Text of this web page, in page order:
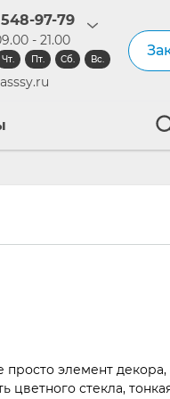
97-79
- 21.00
Чт. Пт. Сб. Вс.
элемент
стекла,